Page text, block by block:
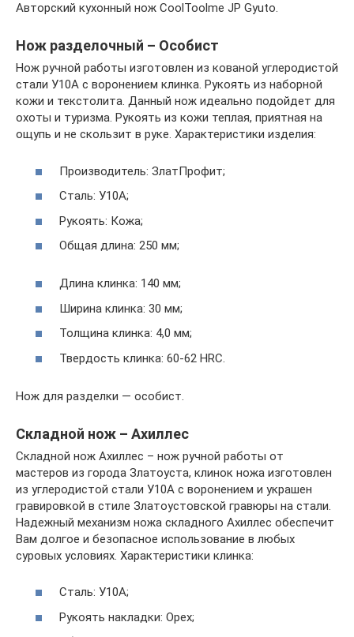
Авторский кухонный нож CoolToolme JP Gyuto.
Нож разделочный – Особист
Нож ручной работы изготовлен из кованой углеродистой
стали У10А с воронением клинка. Рукоять из наборной
кожи и текстолита. Данный нож идеально подойдет для
охоты и туризма. Рукоять из кожи теплая, приятная на
ощупь и не скользит в руке. Характеристики изделия:
Производитель: ЗлатПрофит;
Сталь: У10А;
Рукоять: Кожа;
Общая длина: 250 мм;
Длина клинка: 140 мм;
Ширина клинка: 30 мм;
Толщина клинка: 4,0 мм;
Твердость клинка: 60-62 HRC.
Нож для разделки — особист.
Складной нож – Ахиллес
Складной нож Ахиллес – нож ручной работы от
мастеров из города Златоуста, клинок ножа изготовлен
из углеродистой стали У10А с воронением и украшен
гравировкой в стиле Златоустовской гравюры на стали.
Надежный механизм ножа складного Ахиллес обеспечит
Вам долгое и безопасное использование в любых
суровых условиях. Характеристики клинка:
Сталь: У10А;
Рукоять накладки: Орех;